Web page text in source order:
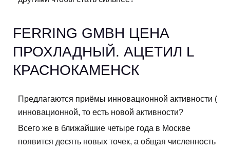
FERRING GMBH ЦЕНА
ПРОХЛАДНЫЙ. АЦЕТИЛ L
КРАСНОКАМЕНСК
Предлагаются приёмы инновационной активности (
инновационной, то есть новой активности?
Всего же в ближайшие четыре года в Москве
появится десять новых точек, а общая численность